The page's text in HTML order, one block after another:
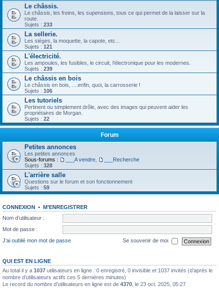
Le châssis.
Le châssis, les freins, les supensions, tous ce qui permet de la laisser sur la
route.
Sujets : 233
La sellerie.
Les siéges, la moquette, la capote, etc...
Sujets : 121
L'électricité.
Les ampoules, les fusibles, le circuit, l'électronique pour les modernes.
Sujets : 239
Le châssis en bois
Le châssis en bois, ....enfin, quoi, la carrosserie !
Sujets : 106
Les tutoriels
Pertinent ou simplement drôle, avec des images qui peuvent aider les
propriétaires de Morgan.
Sujets : 22
Forum
Petites annonces
Les petites annonces
Sous-forums :
___A vendre
___Recherche
Sujets : 328
L'arrière salle
Questions sur le forum et son fonctionnement
Sujets : 59
CONNEXION • M’ENREGISTRER
Nom d’utilisateur :
Mot de passe :
J’ai oublié mon mot de passe
Se souvenir de moi
QUI EST EN LIGNE
Au total il y a 1037 utilisateurs en ligne : 0 enregistré, 0 invisible et 1037 invités (d’après le
nombre d’utilisateurs actifs ces 5 dernières minutes)
Le record du nombre d’utilisateurs en ligne est de 4370 , le 23 oct. 2025, 05:27